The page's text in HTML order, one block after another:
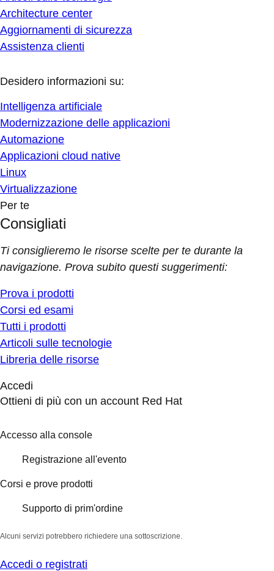
Architecture center
Aggiornamenti di sicurezza
Assistenza clienti
Desidero informazioni su:
Intelligenza artificiale
Modernizzazione delle applicazioni
Automazione
Applicazioni cloud native
Linux
Virtualizzazione
Per te
Consigliati
Ti consiglieremo le risorse scelte per te durante la
navigazione. Prova subito questi suggerimenti:
Prova i prodotti
Corsi ed esami
Tutti i prodotti
Articoli sulle tecnologie
Libreria delle risorse
Accedi
Ottieni di più con un account Red Hat
Accesso alla console
Registrazione all'evento
Corsi e prove prodotti
Supporto di prim'ordine
Alcuni servizi potrebbero richiedere una sottoscrizione.
Accedi o registrati